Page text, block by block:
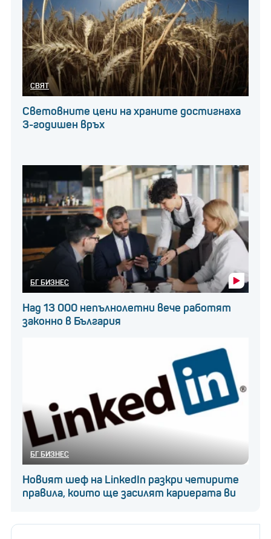
продукции. Има и подкаст, където обсъжда теми
като мода, лайфстайл и личностно развитие.
видео/ $23 милиона средна печалба
Зак Кинг прави съдържание с различни магически
трикове и фокус. Кинг има над 82 милиона
последователи и създава видеоклипове, които
отнемат седмици за обработка, но се възприемат
като произведения на изкуството от
аудиторията му. През последната година провежда
онлайн курсове за видеообработка и ефекти,
TikTok
Спенсър X(SpencerX) – $128 000 на
СВЯТ
Световните цени на храните достигнаха
3-годишен връх
БГ БИЗНЕС
Над 13 000 непълнолетни вече работят
законно в България
БГ БИЗНЕС
Новият шеф на LinkedIn разкри четирите
правила, които ще засилят кариерата ви